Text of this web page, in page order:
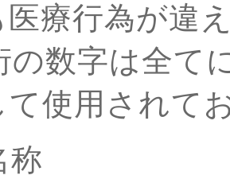
医療行為が違
の数字は全て
て使用されて
称